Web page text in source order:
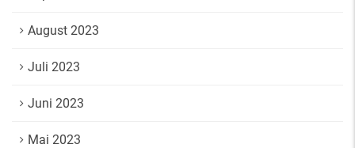
August 2023
Juli 2023
Juni 2023
Mai 2023